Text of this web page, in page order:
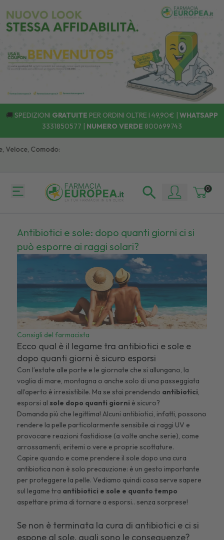
🚚 SPEDIZIONI GRATUITE PER ORDINI OLTRE I 49,90€ | WHATSAPP
3331850577 | NUMERO VERDE 800699743
Comodo:
0
Antibiotici e sole: dopo quanti giorni ci si
può esporre ai raggi solari?
Consigli del farmacista
Ecco qual è il legame tra antibiotici e sole e
dopo quanti giorni è sicuro esporsi
Con l’estate alle porte e le giornate che si allungano, la
voglia di mare, montagna o anche solo di una passeggiata
all’aperto è irresistibile. Ma se stai prendendo antibiotici,
esporsi al sole dopo quanti giorni è sicuro?
Domanda più che legittima! Alcuni antibiotici, infatti, possono
rendere la pelle particolarmente sensibile ai raggi UV e
provocare reazioni fastidiose (a volte anche serie), come
arrossamenti, eritemi o vere e proprie scottature.
Capire quando e come prendere il sole dopo una cura
antibiotica non è solo precauzione: è un gesto importante
per proteggere la pelle. Vediamo quindi cosa serve sapere
sul legame tra antibiotici e sole e quanto tempo
aspettare prima di tornare a esporsi.. senza sorprese!
Se non è terminata la cura di antibiotici e ci si
espone al sole, quali sono le conseguenze?